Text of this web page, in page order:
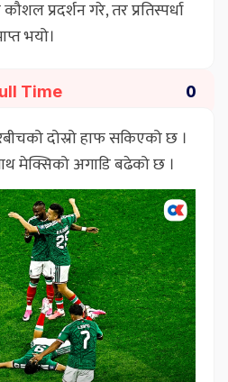
प्रदर्शन गरे, तर प्रतिस्पर्धा
भयो।
Time 0
दोस्रो हाफ सकिएको छ ।
मेक्सिको अगाडि बढेको छ ।